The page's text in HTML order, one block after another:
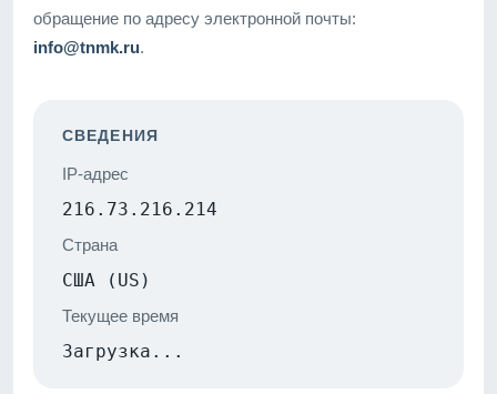
обращение по адресу электронной почты:
info@tnmk.ru.
СВЕДЕНИЯ
IP-адрес
216.73.216.214
Страна
США (US)
Текущее время
Загрузка...